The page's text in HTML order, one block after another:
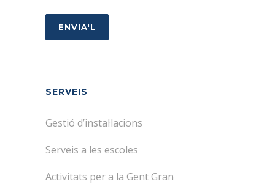
SERVEIS
Gestió d’instal·lacions
Serveis a les escoles
Activitats per a la Gent Gran